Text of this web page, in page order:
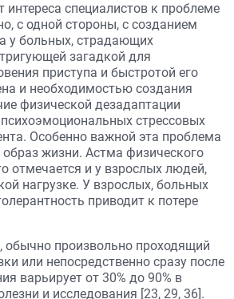
интереса специалистов к проблеме
с одной стороны, с созданием
у больных, страдающих
загадкой для
приступа и быстротой его
и необходимостью создания
физической дезадаптации
стрессовых
Особенно важной эта проблема
жизни. Астма физического
отмечается и у взрослых людей,
нагрузке. У взрослых, больных
приводит к потере
произвольно проходящий
или непосредственно сразу после
варьирует от 30% до 90% в
и исследования [23, 29, 36].